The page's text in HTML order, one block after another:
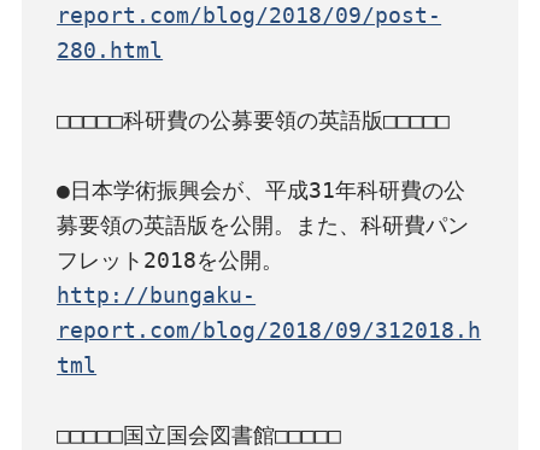
report.com/blog/2018/09/post-
280.html
□□□□□科研費の公募要領の英語版□□□□□
●日本学術振興会が、平成31年科研費の公
募要領の英語版を公開。また、科研費パン
http://bungaku-
report.com/blog/2018/09/312018.h
tml
□□□□□国立国会図書館□□□□□